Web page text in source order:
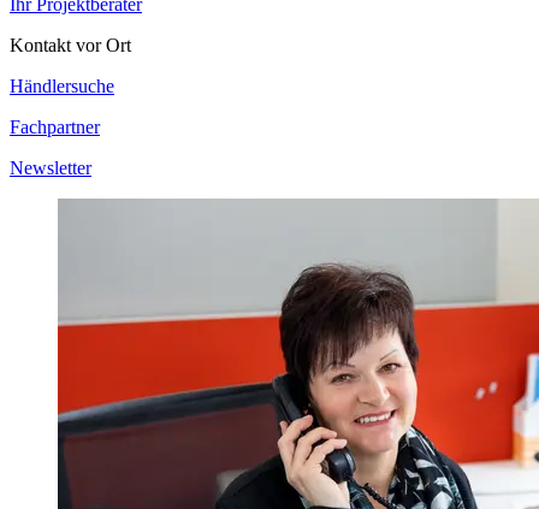
Ihr Projektberater
Kontakt vor Ort
Händlersuche
Fachpartner
Newsletter